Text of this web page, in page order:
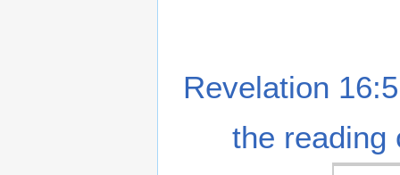
Revelation
the reading